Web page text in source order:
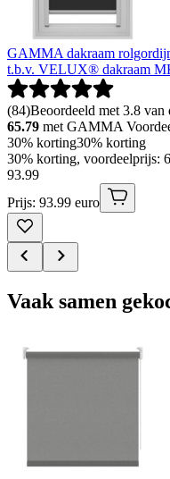
GAMMA dakraam
t.b.v. VELUX® dakraam
(84)Beoordeeld met 3.8 van
65.79 met GAMMA
30% korting30% korting
30% korting, voordeelprijs:
93.99
Prijs: 93.99 euro
Vaak samen